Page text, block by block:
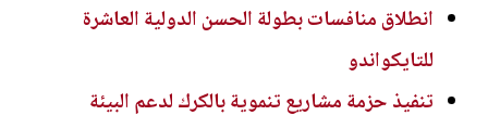
انطلاق منافسات بطولة الحسن الدولية العاشرة
للتايكواندو
تنفيذ حزمة مشاريع تنموية بالكرك لدعم البيئة